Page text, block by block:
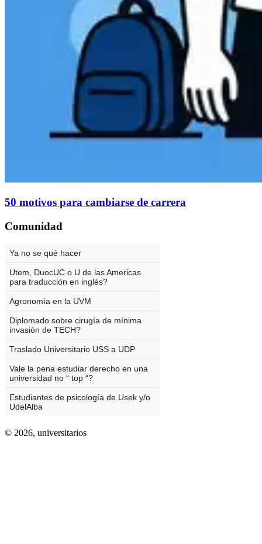
50 motivos para cambiarse de carrera
Comunidad
© 2026, universitarios